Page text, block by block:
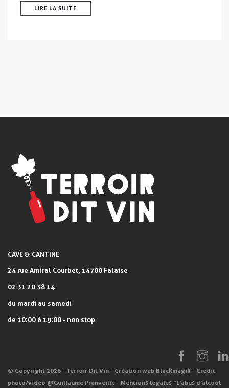
LIRE LA SUITE
CAVE & CANTINE
24 rue Amiral Courbet, 14700 Falaise
02 31 20 38 14
du mardi au samedi
de 10:00 à 19:00 - non stop
© Copyright 2026 - Terroir Dit Vin - Création web Blackmagik - Crédit
photo/vidéo @Guillaume Prenveille - Mentions légales "L'abus d'alcool